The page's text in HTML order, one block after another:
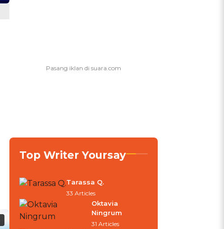
Top Writer Yoursay
Tarassa Q.
33 Articles
Oktavia
Ningrum
31 Articles